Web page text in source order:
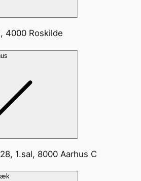
4000 Roskilde
1.sal, 8000 Aarhus C